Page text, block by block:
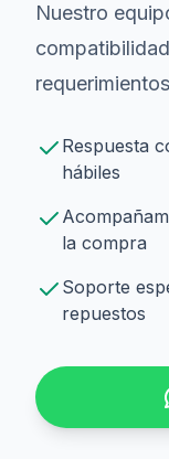
Nuestro
Respuesta
hábiles
la compra
Soporte
repuestos